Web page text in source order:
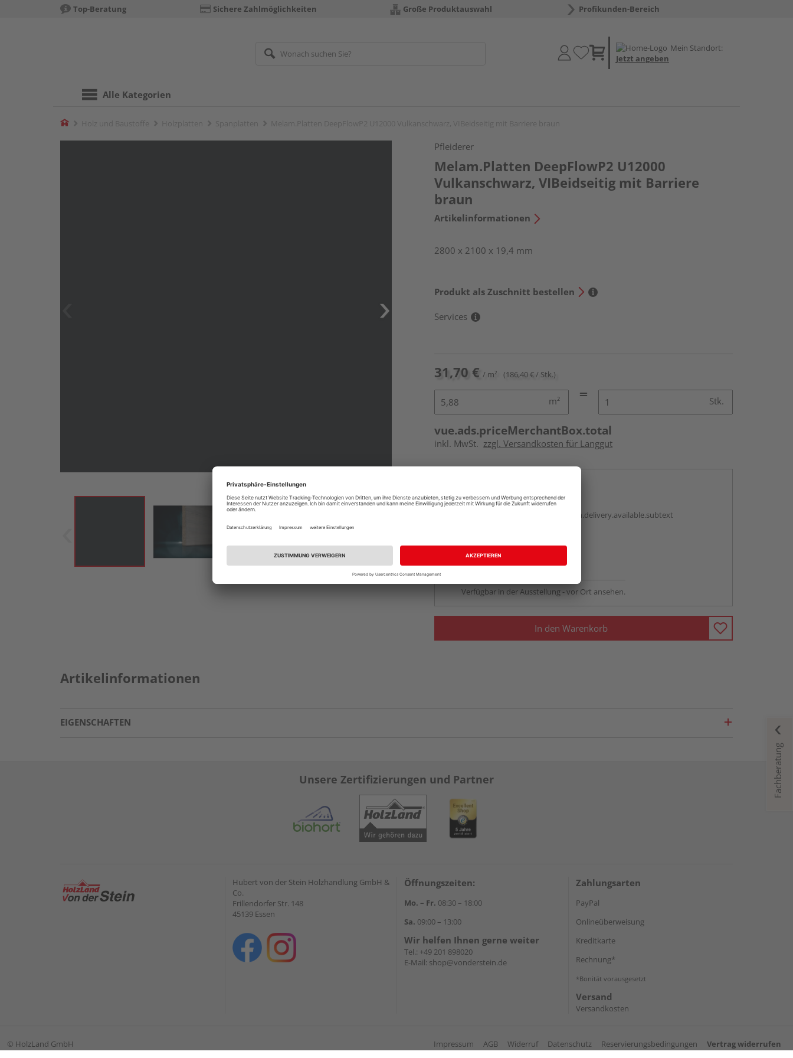
Top-Beratung Sichere Zahlmöglichkeiten Große Produktauswahl Profikunden-Bereich
Mein Standort:
Jetzt angeben
Alle Kategorien
Home
Pfleiderer
Melam.Platten DeepFlowP2 U12000
Vulkanschwarz, VIBeidseitig mit Barriere
braun
Artikelinformationen
2800 x 2100 x 19,4 mm
Produkt als Zuschnitt bestellen
Services
31,70 € / m² (186,40 € / Stk.)
m² Stk.
vue.ads.priceMerchantBox.total
inkl. MwSt. zzgl. Versandkosten für Langgut
Auf Lager:
vue.ads.priceMerchantBox.option.delivery.available.subtext
Beim Händler abholen
Abholung möglich
Verfügbar in der Ausstellung - vor Ort ansehen.
In den Warenkorb
Artikelinformationen
EIGENSCHAFTEN
Fachberatung
Unsere Zertifizierungen und Partner
Hubert von der Stein Holzhandlung GmbH &
Co.
Frillendorfer Str. 148
45139 Essen
Öffnungszeiten:
Mo. – Fr. 08:30 – 18:00
Sa. 09:00 – 13:00
Wir helfen Ihnen gerne weiter
Tel.: +49 201 898020
E-Mail: shop@vonderstein.de
Zahlungsarten
PayPal
Onlineüberweisung
Kreditkarte
Rechnung*
*Bonität vorausgesetzt
Versand
Versandkosten
© HolzLand GmbH Impressum AGB Widerruf Datenschutz Reservierungsbedingungen Vertrag widerrufen